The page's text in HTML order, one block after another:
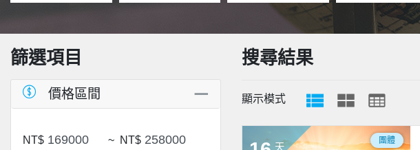
篩選項目
價格區間
NT$ ~ NT$
搜尋結果
顯示模式
天
團體